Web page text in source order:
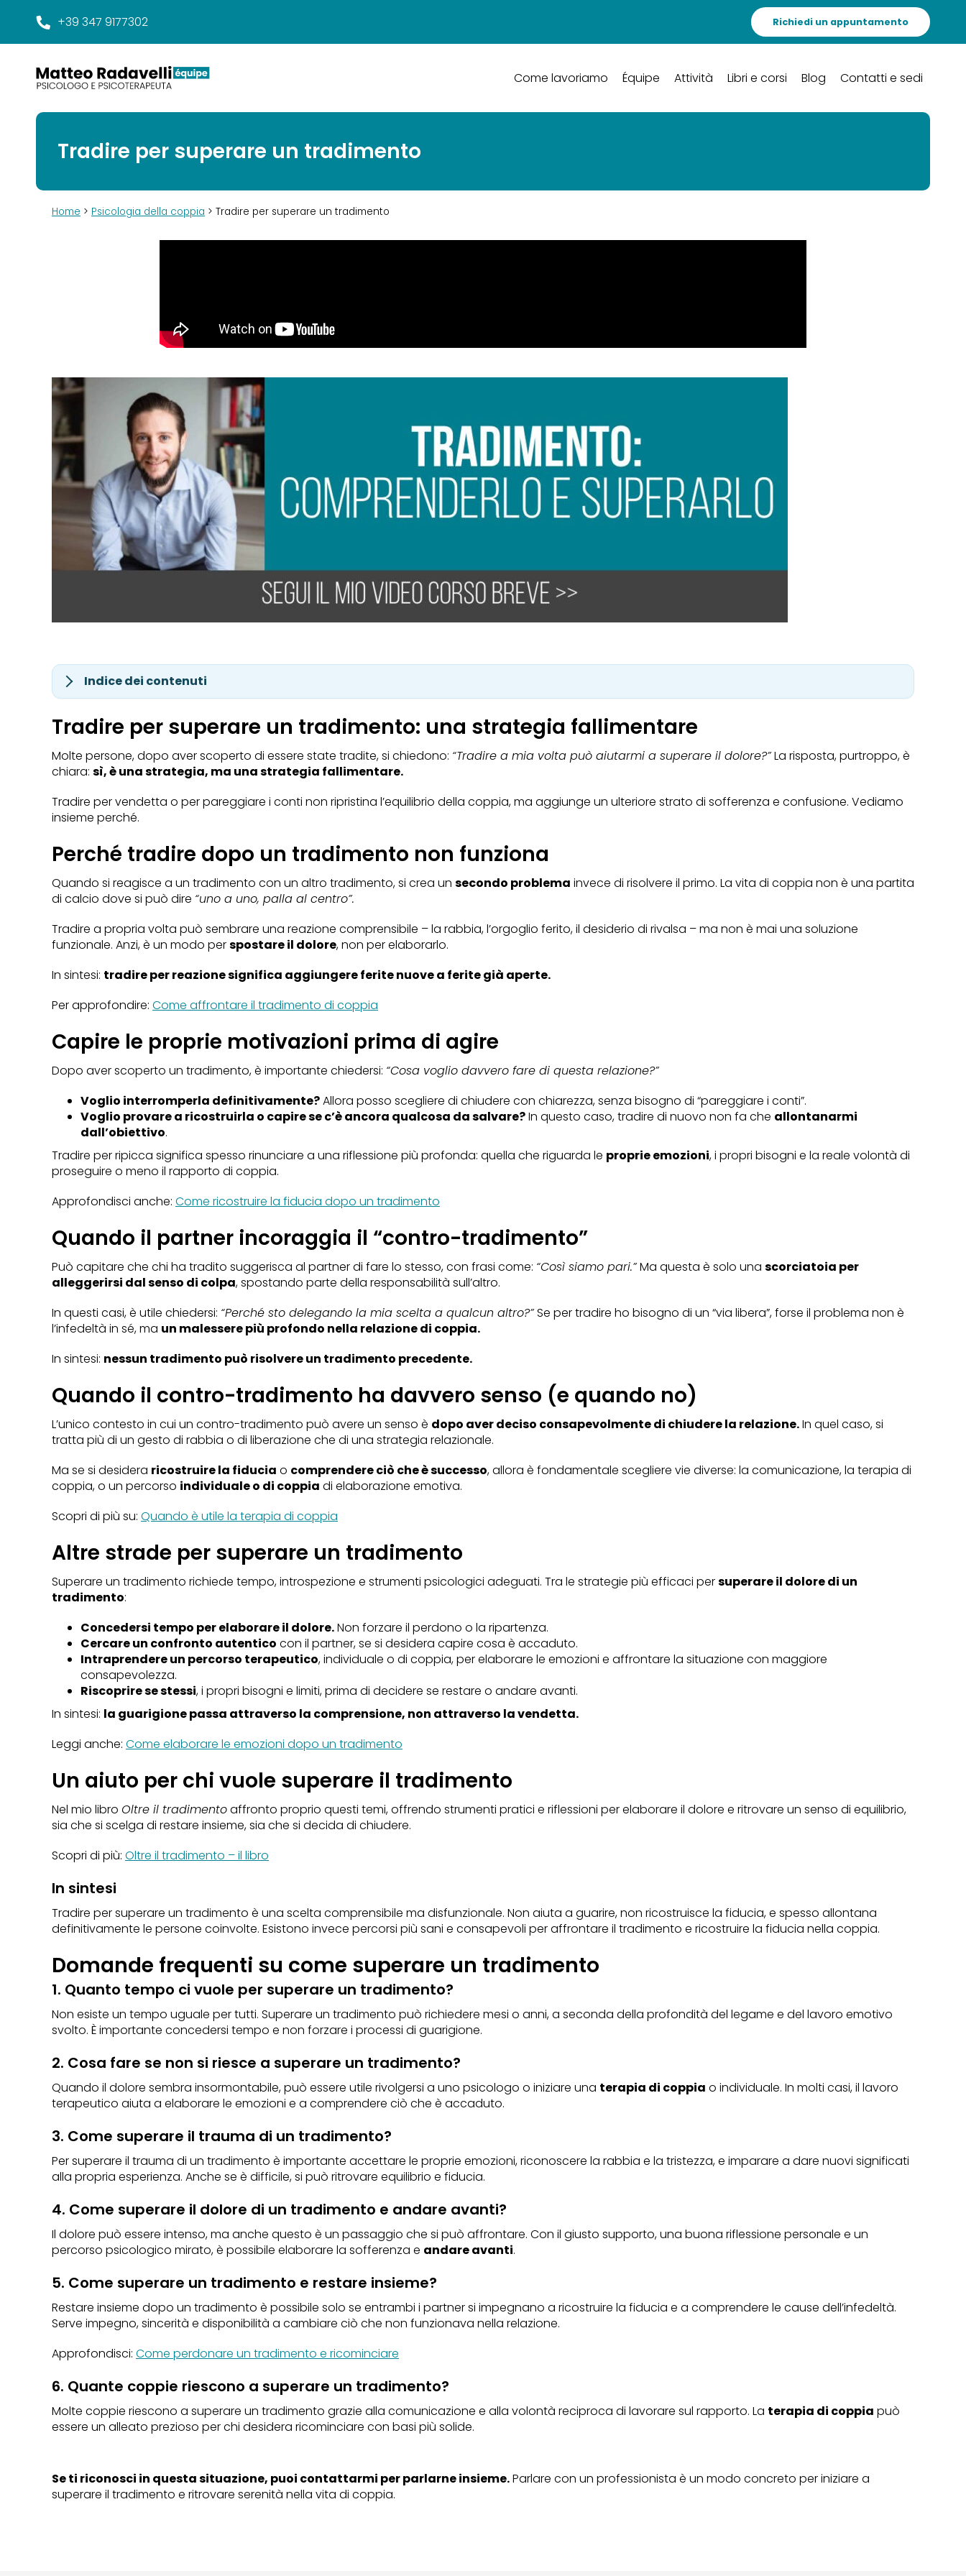
+39 347 9177302 Richiedi un appuntamento
Come lavoriamo Équipe Attività Libri e corsi Blog Contatti e sedi
Tradire per superare un tradimento
Home > Psicologia della coppia > Tradire per superare un tradimento
Indice dei contenuti
Tradire per superare un tradimento: una strategia fallimentare
Molte persone, dopo aver scoperto di essere state tradite, si chiedono: “Tradire a mia volta può aiutarmi a superare il dolore?”La risposta, purtroppo, è
chiara: sì, è una strategia, ma una strategia fallimentare.
Tradire per vendetta o per pareggiare i conti non ripristina l’equilibrio della coppia, ma aggiunge un ulteriore strato di sofferenza e confusione. Vediamo
insieme perché.
Perché tradire dopo un tradimento non funziona
Quando si reagisce a un tradimento con un altro tradimento, si crea un secondo problema invece di risolvere il primo. La vita di coppia non è una partita
di calcio dove si può dire “uno a uno, palla al centro”.
Tradire a propria volta può sembrare una reazione comprensibile – la rabbia, l’orgoglio ferito, il desiderio di rivalsa – ma non è mai una soluzione
funzionale. Anzi, è un modo perspostare il dolore, non per elaborarlo.
In sintesi: tradire per reazione significa aggiungere ferite nuove a ferite già aperte.
Per approfondire: Come affrontare il tradimento di coppia
Capire le proprie motivazioni prima di agire
Dopo aver scoperto un tradimento, è importante chiedersi: “Cosa voglio davvero fare di questa relazione?”
Voglio interromperla definitivamente?Allora posso scegliere di chiudere con chiarezza, senza bisogno di “pareggiare i conti”.
Voglio provare a ricostruirla o capire se c’è ancora qualcosa da salvare?In questo caso, tradire di nuovo non fa che allontanarmi
dall’obiettivo.
Tradire per ripicca significa spesso rinunciare a una riflessione più profonda: quella che riguarda le proprie emozioni, i propri bisogni e la reale volontà di
proseguire o meno il rapporto di coppia.
Approfondisci anche: Come ricostruire la fiducia dopo un tradimento
Quando il partner incoraggia il “contro-tradimento”
Può capitare che chi ha tradito suggerisca al partner di fare lo stesso, con frasi come: “Così siamo pari.”Ma questa è solo una scorciatoia per
alleggerirsi dal senso di colpa, spostando parte della responsabilità sull’altro.
In questi casi, è utile chiedersi: “Perché sto delegando la mia scelta a qualcun altro?”Se per tradire ho bisogno di un “via libera”, forse il problema non è
l’infedeltà in sé, ma un malessere più profondo nella relazione di coppia.
In sintesi: nessun tradimento può risolvere un tradimento precedente.
Quando il contro-tradimento ha davvero senso (e quando no)
L’unico contesto in cui un contro-tradimento può avere un senso è dopo aver deciso consapevolmente di chiudere la relazione.In quel caso, si
tratta più di un gesto di rabbia o di liberazione che di una strategia relazionale.
Ma se si desidera ricostruire la fiducia o comprendere ciò che è successo, allora è fondamentale scegliere vie diverse: la comunicazione, la terapia di
coppia, o un percorso individuale o di coppia di elaborazione emotiva.
Scopri di più su: Quando è utile la terapia di coppia
Altre strade per superare un tradimento
Superare un tradimento richiede tempo, introspezione e strumenti psicologici adeguati. Tra le strategie più efficaci persuperare il dolore di un
tradimento:
Concedersi tempo per elaborare il dolore.Non forzare il perdono o la ripartenza.
Cercare un confronto autentico con il partner, se si desidera capire cosa è accaduto.
Intraprendere un percorso terapeutico, individuale o di coppia, per elaborare le emozioni e affrontare la situazione con maggiore
consapevolezza.
Riscoprire se stessi, i propri bisogni e limiti, prima di decidere se restare o andare avanti.
In sintesi: la guarigione passa attraverso la comprensione, non attraverso la vendetta.
Leggi anche: Come elaborare le emozioni dopo un tradimento
Un aiuto per chi vuole superare il tradimento
Nel mio libro Oltre il tradimentoaffronto proprio questi temi, offrendo strumenti pratici e riflessioni per elaborare il dolore e ritrovare un senso di equilibrio,
sia che si scelga di restare insieme, sia che si decida di chiudere.
Scopri di più: Oltre il tradimento – il libro
In sintesi
Tradire per superare un tradimento è una scelta comprensibile ma disfunzionale. Non aiuta a guarire, non ricostruisce la fiducia, e spesso allontana
definitivamente le persone coinvolte. Esistono invece percorsi più sani e consapevoli per affrontare il tradimento e ricostruire la fiducia nella coppia.
Domande frequenti su come superare un tradimento
1. Quanto tempo ci vuole per superare un tradimento?
Non esiste un tempo uguale per tutti. Superare un tradimento può richiedere mesi o anni, a seconda della profondità del legame e del lavoro emotivo
svolto. È importante concedersi tempo e non forzare i processi di guarigione.
2. Cosa fare se non si riesce a superare un tradimento?
Quando il dolore sembra insormontabile, può essere utile rivolgersi a uno psicologo o iniziare una terapia di coppia o individuale. In molti casi, il lavoro
terapeutico aiuta a elaborare le emozioni e a comprendere ciò che è accaduto.
3. Come superare il trauma di un tradimento?
Per superare il trauma di un tradimento è importante accettare le proprie emozioni, riconoscere la rabbia e la tristezza, e imparare a dare nuovi significati
alla propria esperienza. Anche se è difficile, si può ritrovare equilibrio e fiducia.
4. Come superare il dolore di un tradimento e andare avanti?
Il dolore può essere intenso, ma anche questo è un passaggio che si può affrontare. Con il giusto supporto, una buona riflessione personale e un
percorso psicologico mirato, è possibile elaborare la sofferenza e andare avanti.
5. Come superare un tradimento e restare insieme?
Restare insieme dopo un tradimento è possibile solo se entrambi i partner si impegnano a ricostruire la fiducia e a comprendere le cause dell’infedeltà.
Serve impegno, sincerità e disponibilità a cambiare ciò che non funzionava nella relazione.
Approfondisci: Come perdonare un tradimento e ricominciare
6. Quante coppie riescono a superare un tradimento?
Molte coppie riescono a superare un tradimento grazie alla comunicazione e alla volontà reciproca di lavorare sul rapporto. La terapia di coppia può
essere un alleato prezioso per chi desidera ricominciare con basi più solide.
Se ti riconosci in questa situazione, puoi contattarmi per parlarne insieme.Parlare con un professionista è un modo concreto per iniziare a
superare il tradimento e ritrovare serenità nella vita di coppia.